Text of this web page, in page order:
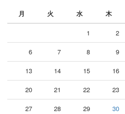
月
火 水 木
1 2
6 7 8 9
13 14 15 16
20 21 22 23
27 28 29 30